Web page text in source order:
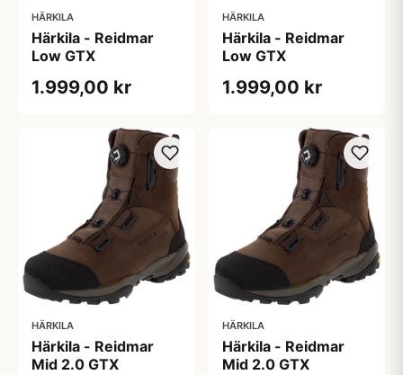
HÄRKILA
Härkila - Reidmar
Low GTX
1.999,00 kr
HÄRKILA
Härkila - Reidmar
Low GTX
1.999,00 kr
HÄRKILA
Härkila - Reidmar
Mid 2.0 GTX
HÄRKILA
Härkila - Reidmar
Mid 2.0 GTX